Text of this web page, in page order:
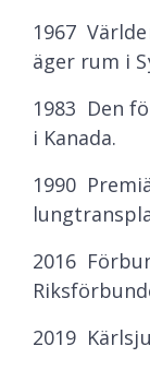
1967
äger rum i
1983 Den
i Kanada.
1990
2016
2019